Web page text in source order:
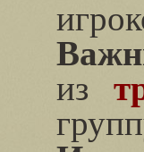
из